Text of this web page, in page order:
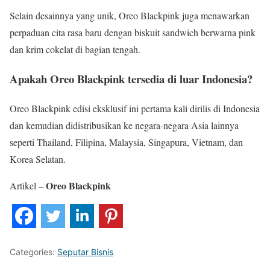
Selain desainnya yang unik, Oreo Blackpink juga menawarkan
perpaduan cita rasa baru dengan biskuit sandwich berwarna pink
dan krim cokelat di bagian tengah.
Apakah Oreo Blackpink tersedia di luar Indonesia?
Oreo Blackpink edisi eksklusif ini pertama kali dirilis di Indonesia
dan kemudian didistribusikan ke negara-negara Asia lainnya
seperti Thailand, Filipina, Malaysia, Singapura, Vietnam, dan
Korea Selatan.
Artikel –Oreo Blackpink
Categories: Seputar Bisnis